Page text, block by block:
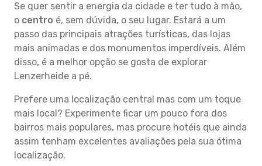
Se quer sentir a energia da cidade e ter tudo à mão,
o centro é, sem dúvida, o seu lugar. Estará a um
passo das principais atrações turísticas, das lojas
mais animadas e dos monumentos imperdíveis. Além
disso, é a melhor opção se gosta de explorar
Lenzerheide a pé.
Prefere uma localização central mas com um toque
mais local? Experimente ficar um pouco fora dos
bairros mais populares, mas procure hotéis que ainda
assim tenham excelentes avaliações pela sua ótima
localização.